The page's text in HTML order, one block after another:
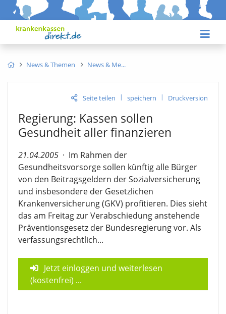
News & Themen News & Me
Seite teilen | speichern | Druckversion
Regierung: Kassen sollen
Gesundheit aller finanzieren
21.04.2005 · Im Rahmen der
Gesundheitsvorsorge sollen künftig alle Bürger
von den Beitragsgeldern der Sozialversicherung
und insbesondere der Gesetzlichen
Krankenversicherung (GKV) profitieren. Dies sieht
das am Freitag zur Verabschiedung anstehende
Präventionsgesetz der Bundesregierung vor. Als
verfassungsrechtlich...
Jetzt einloggen und weiterlesen
(kostenfrei) ...